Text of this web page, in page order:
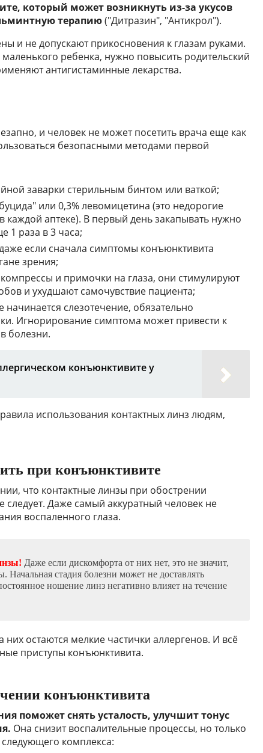
который может возникнуть из-за укусов
терапию("Дитразин", "Антикрол").
и не допускают прикосновения к глазам руками.
ребенка, нужно повысить родительский
антигистаминные лекарства.
и человек не может посетить врача еще как
безопасными методами первой
заварки стерильным бинтом или ваткой;
или 0,3% левомицетина (это недорогие
каждой аптеке). В первый день закапывать нужно
1 раза в 3 часа;
если сначала симптомы конъюнктивита
зрения;
и примочки на глаза, они стимулируют
и ухудшают самочувствие пациента;
слезотечение, обязательно
Игнорирование симптома может привести к
болезни.
конъюнктивите у
использования контактных линз людям,
при конъюнктивите
что контактные линзы при обострении
следует. Даже самый аккуратный человек не
воспаленного глаза.
Даже если дискомфорта от них нет, это не значит,
Начальная стадия болезни может не доставлять
ношение линз негативно влияет на течение
остаются мелкие частички аллергенов. И всё
приступы конъюнктивита.
конъюнктивита
поможет снять усталость, улучшит тонус
Она снизит воспалительные процессы, но только
комплекса: